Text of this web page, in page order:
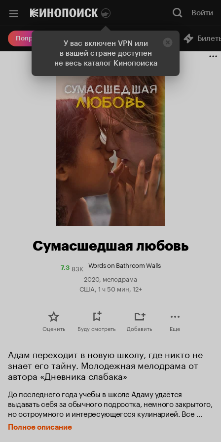
У вас включен VPN или
в вашей стране доступен
не весь каталог Кинопоиска
Войти
Попробовать Плюс Онлайн-кинотеатр
Сумасшедшая любовь
7.3Рейтинг
Кинопоиска
83K Words on Bathroom Walls
2020, мелодрама
США, 1 ч 50 мин, 12+
Оценить Буду смотреть Добавить Еще
Адам переходит в новую школу, где никто не
знает его тайну. Молодежная мелодрама от
автора «Дневника слабака»
До последнего года учебы в школе Адаму удаётся
выдавать себя за обычного подростка, немного закрытого,
но остроумного и интересующегося кулинарией. Все
хорошо до одного момента: сложности в семье
провоцируют приступ, после которого Адаму предстоит
Полное описание